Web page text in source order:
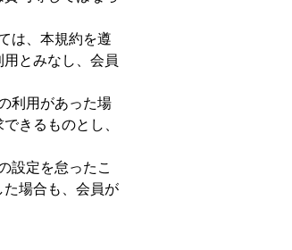
は、本規約を遵
とみなし、会員
利用があった場
きるものとし、
設定を怠ったこ
場合も、会員が